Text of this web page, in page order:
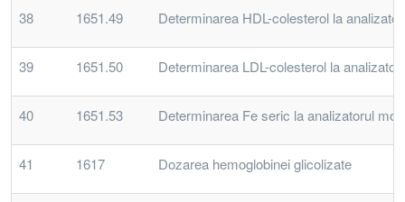
38 1651.49 Determinarea HDL-colesterol la
39 1651.50 Determinarea LDL-colesterol la
40 1651.53 Determinarea Fe seric la analizatorul
41 1617 Dozarea hemoglobinei glicolizate